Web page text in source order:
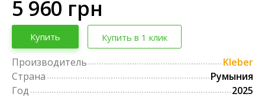
5 960 грн
Купить Купить в 1 клик
Производитель
Kleber
Страна
Румыния
Год
2025